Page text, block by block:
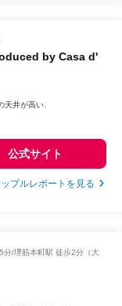
by Casa d'
天井が高い
公式サイト
プルレポートを見る
分/堺筋本町駅 徒歩2分（大